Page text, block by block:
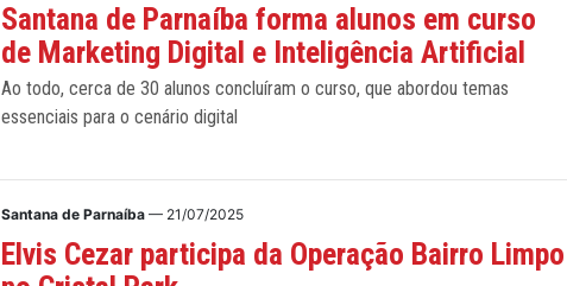
Santana de Parnaíba forma alunos em curso
de Marketing Digital e Inteligência Artificial
Ao todo, cerca de 30 alunos concluíram o curso, que abordou temas
essenciais para o cenário digital
Santana de Parnaíba— 21/07/2025
Elvis Cezar participa da Operação Bairro Limpo